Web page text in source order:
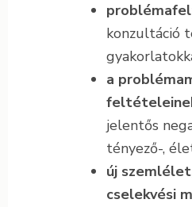
konzultáció
a
jelentős
tényező-,
új
cselekvési